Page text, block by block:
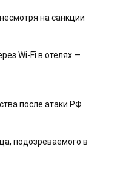
на санкции
Wi-Fi в отелях —
после атаки РФ
подозреваемого в